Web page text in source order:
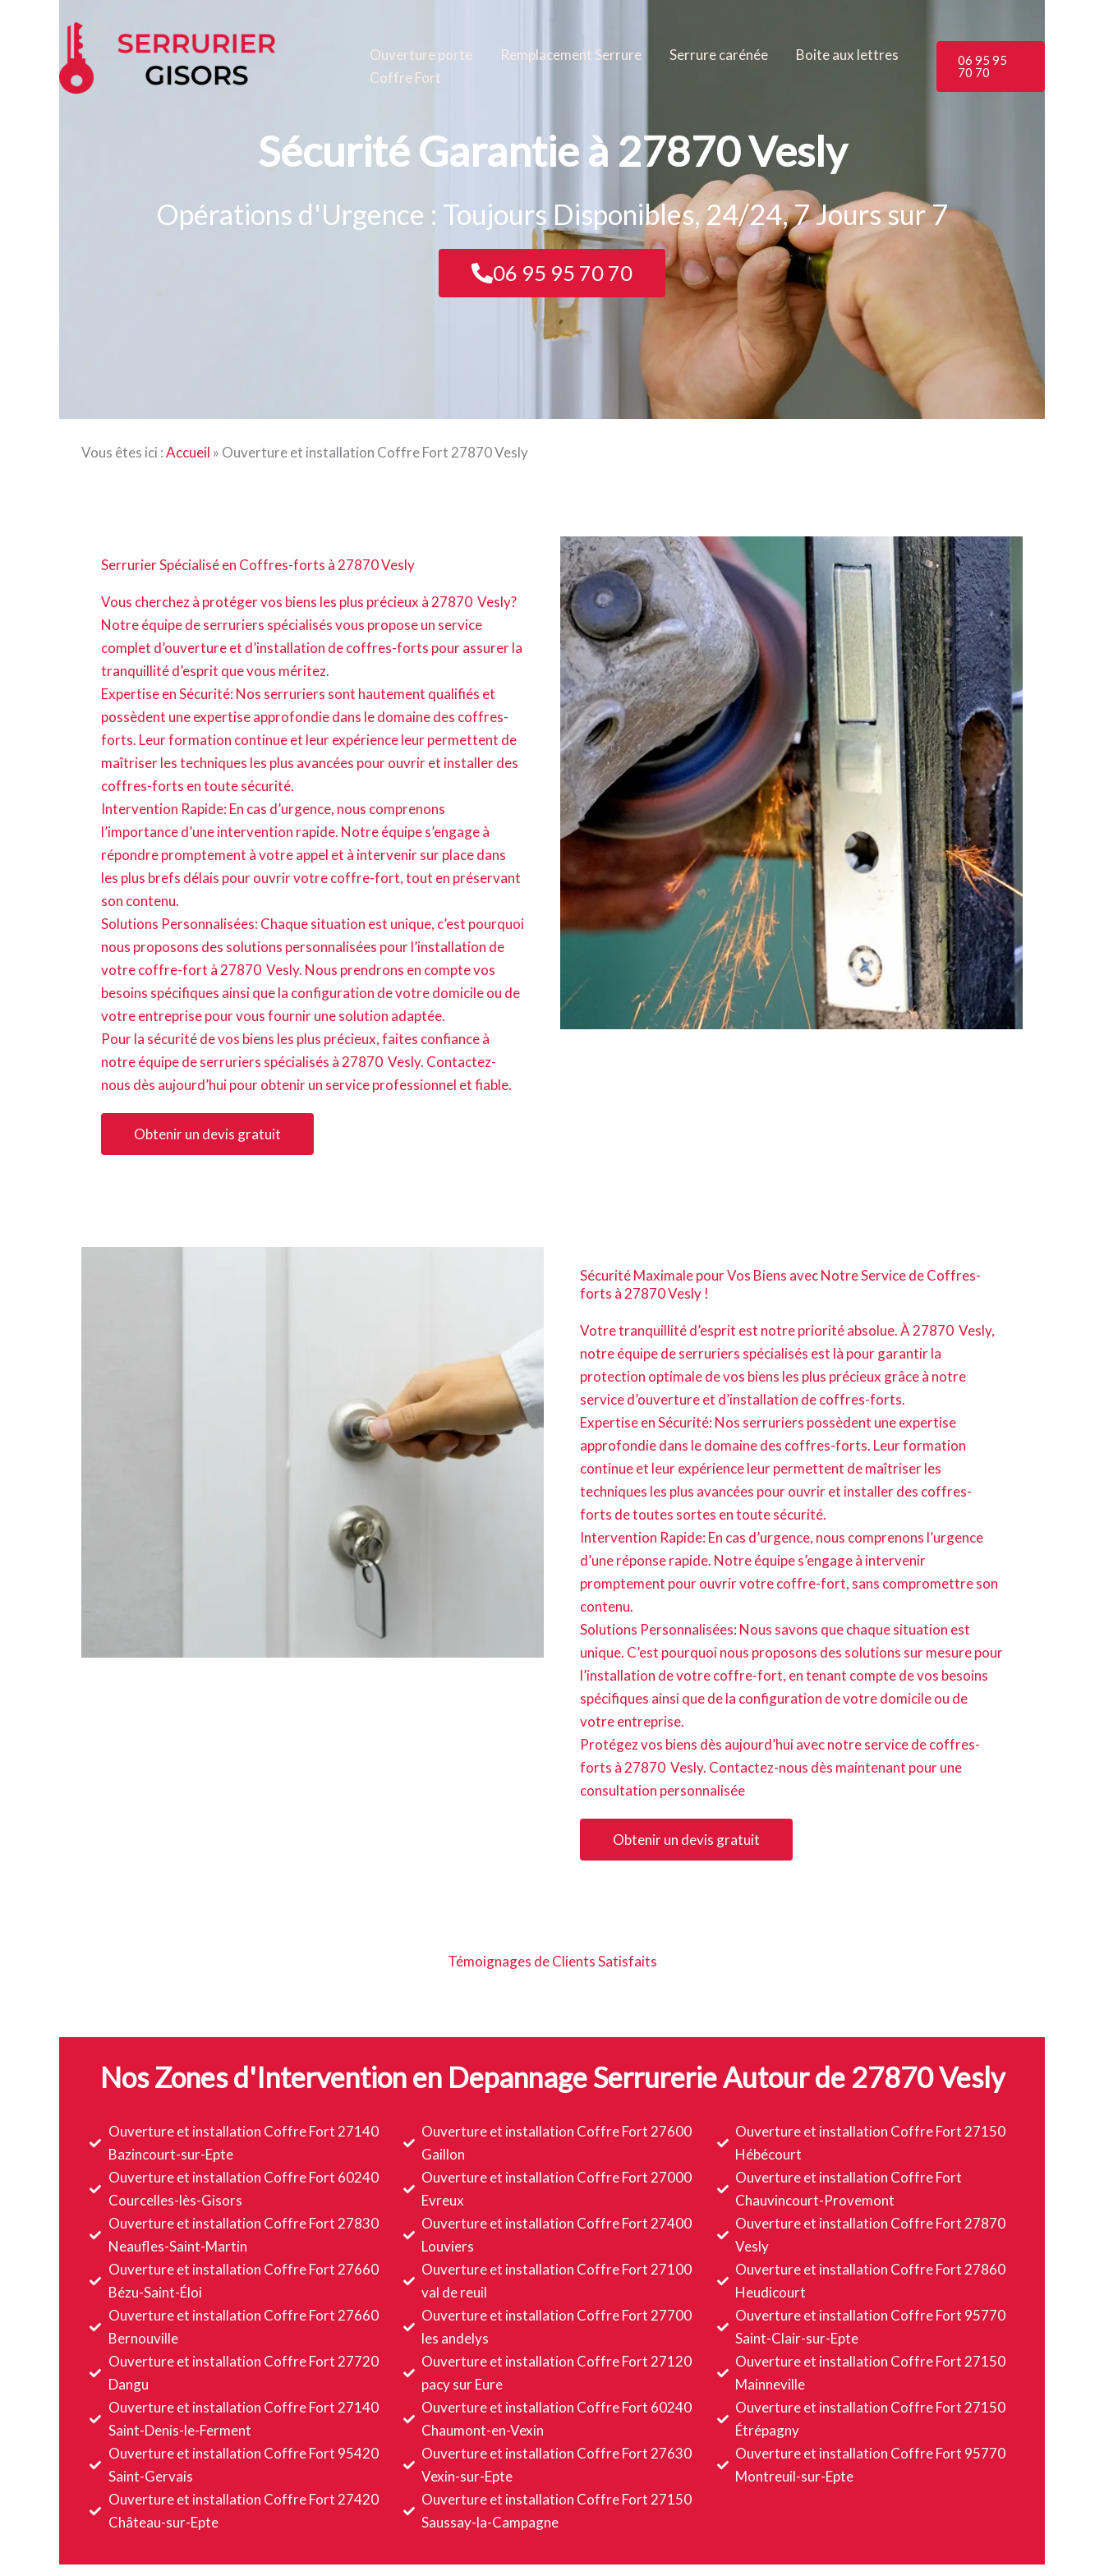
Ouverture porte Remplacement Serrure Serrure carénée
Boite aux lettres
Coffre Fort
06 95 95
70 70
Sécurité Garantie à 27870 Vesly
Opérations d'Urgence : Toujours Disponibles, 24/24, 7 Jours sur 7
06 95 95 70 70
Vous êtes ici :Accueil » Ouverture et installation Coffre Fort 27870 Vesly
Serrurier Spécialisé en Coffres-forts à 27870 Vesly
Vous cherchez à protéger vos biens les plus précieux à 27870 Vesly?
Notre équipe de serruriers spécialisés vous propose un service
complet d’ouverture et d’installation de coffres-forts pour assurer la
tranquillité d’esprit que vous méritez.
Expertise en Sécurité: Nos serruriers sont hautement qualifiés et
possèdent une expertise approfondie dans le domaine des coffres-
forts. Leur formation continue et leur expérience leur permettent de
maîtriser les techniques les plus avancées pour ouvrir et installer des
coffres-forts en toute sécurité.
Intervention Rapide: En cas d’urgence, nous comprenons
l’importance d’une intervention rapide. Notre équipe s’engage à
répondre promptement à votre appel et à intervenir sur place dans
les plus brefs délais pour ouvrir votre coffre-fort, tout en préservant
son contenu.
Solutions Personnalisées: Chaque situation est unique, c’est pourquoi
nous proposons des solutions personnalisées pour l’installation de
votre coffre-fort à 27870 Vesly. Nous prendrons en compte vos
besoins spécifiques ainsi que la configuration de votre domicile ou de
votre entreprise pour vous fournir une solution adaptée.
Pour la sécurité de vos biens les plus précieux, faites confiance à
notre équipe de serruriers spécialisés à 27870 Vesly. Contactez-
nous dès aujourd’hui pour obtenir un service professionnel et fiable.
Obtenir un devis gratuit
Sécurité Maximale pour Vos Biens avec Notre Service de Coffres-
forts à 27870 Vesly !
Votre tranquillité d’esprit est notre priorité absolue. À 27870 Vesly,
notre équipe de serruriers spécialisés est là pour garantir la
protection optimale de vos biens les plus précieux grâce à notre
service d’ouverture et d’installation de coffres-forts.
Expertise en Sécurité: Nos serruriers possèdent une expertise
approfondie dans le domaine des coffres-forts. Leur formation
continue et leur expérience leur permettent de maîtriser les
techniques les plus avancées pour ouvrir et installer des coffres-
forts de toutes sortes en toute sécurité.
Intervention Rapide: En cas d’urgence, nous comprenons l’urgence
d’une réponse rapide. Notre équipe s’engage à intervenir
promptement pour ouvrir votre coffre-fort, sans compromettre son
contenu.
Solutions Personnalisées: Nous savons que chaque situation est
unique. C’est pourquoi nous proposons des solutions sur mesure pour
l’installation de votre coffre-fort, en tenant compte de vos besoins
spécifiques ainsi que de la configuration de votre domicile ou de
votre entreprise.
Protégez vos biens dès aujourd’hui avec notre service de coffres-
forts à 27870 Vesly. Contactez-nous dès maintenant pour une
consultation personnalisée
Obtenir un devis gratuit
Témoignages de Clients Satisfaits
Nos Zones d'Intervention en Depannage Serrurerie Autour de 27870 Vesly
Ouverture et installation Coffre Fort 27140
Bazincourt-sur-Epte
Ouverture et installation Coffre Fort 60240
Courcelles-lès-Gisors
Ouverture et installation Coffre Fort 27830
Neaufles-Saint-Martin
Ouverture et installation Coffre Fort 27660
Bézu-Saint-Éloi
Ouverture et installation Coffre Fort 27660
Bernouville
Ouverture et installation Coffre Fort 27720
Dangu
Ouverture et installation Coffre Fort 27140
Saint-Denis-le-Ferment
Ouverture et installation Coffre Fort 95420
Saint-Gervais
Ouverture et installation Coffre Fort 27420
Château-sur-Epte
Ouverture et installation Coffre Fort 27600
Gaillon
Ouverture et installation Coffre Fort 27000
Evreux
Ouverture et installation Coffre Fort 27400
Louviers
Ouverture et installation Coffre Fort 27100
val de reuil
Ouverture et installation Coffre Fort 27700
les andelys
Ouverture et installation Coffre Fort 27120
pacy sur Eure
Ouverture et installation Coffre Fort 60240
Chaumont-en-Vexin
Ouverture et installation Coffre Fort 27630
Vexin-sur-Epte
Ouverture et installation Coffre Fort 27150
Saussay-la-Campagne
Ouverture et installation Coffre Fort 27150
Hébécourt
Ouverture et installation Coffre Fort
Chauvincourt-Provemont
Ouverture et installation Coffre Fort 27870
Vesly
Ouverture et installation Coffre Fort 27860
Heudicourt
Ouverture et installation Coffre Fort 95770
Saint-Clair-sur-Epte
Ouverture et installation Coffre Fort 27150
Mainneville
Ouverture et installation Coffre Fort 27150
Étrépagny
Ouverture et installation Coffre Fort 95770
Montreuil-sur-Epte